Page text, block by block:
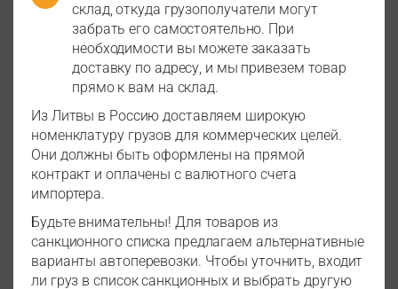
склад, откуда грузополучатели могут
забрать его самостоятельно. При
необходимости вы можете заказать
доставку по адресу, и мы привезем товар
прямо к вам на склад.
Из Литвы в Россию доставляем широкую
номенклатуру грузов для коммерческих целей.
Они должны быть оформлены на прямой
контракт и оплачены с валютного счета
импортера.
Будьте внимательны! Для товаров из
санкционного списка предлагаем альтернативные
варианты автоперевозки. Чтобы уточнить, входит
ли груз в список санкционных и выбрать другую